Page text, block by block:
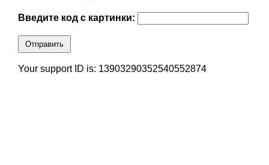
Введите код с картинки:
Отправить
Your support ID is: 13903290352540552874